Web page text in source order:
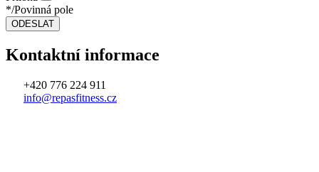
*/Povinná pole
ODESLAT
Kontaktní informace
+420 776 224 911
info@repasfitness.cz